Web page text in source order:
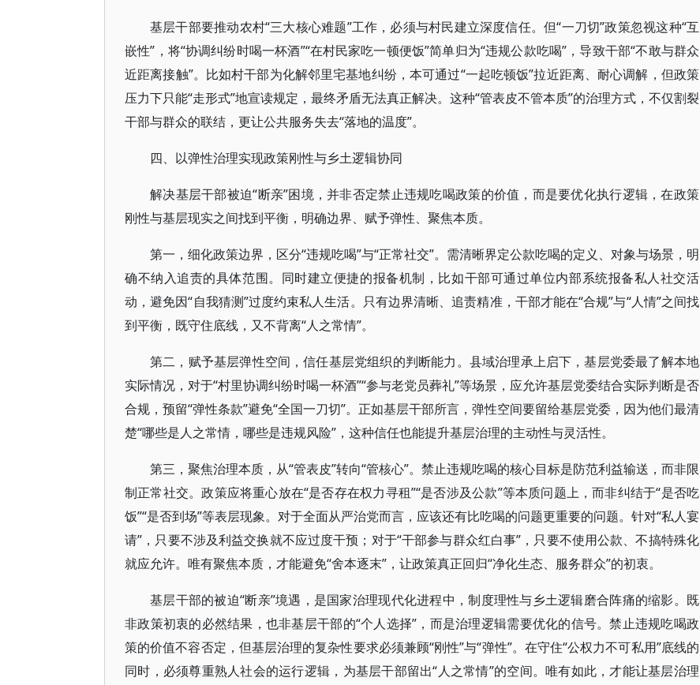
基层干部要推动农村“三大核心难题”工作，必须与村民建立深度信任。但“一刀切”政策忽视这种“互
嵌性”，将“协调纠纷时喝一杯酒”“在村民家吃一顿便饭”简单归为“违规公款吃喝”，导致干部“不敢与群众
近距离接触”。比如村干部为化解邻里宅基地纠纷，本可通过“一起吃顿饭”拉近距离、耐心调解，但政策
压力下只能“走形式”地宣读规定，最终矛盾无法真正解决。这种“管表皮不管本质”的治理方式，不仅割裂
干部与群众的联结，更让公共服务失去“落地的温度”。
四、以弹性治理实现政策刚性与乡土逻辑协同
解决基层干部被迫“断亲”困境，并非否定禁止违规吃喝政策的价值，而是要优化执行逻辑，在政策
刚性与基层现实之间找到平衡，明确边界、赋予弹性、聚焦本质。
第一，细化政策边界，区分“违规吃喝”与“正常社交”。需清晰界定公款吃喝的定义、对象与场景，明
确不纳入追责的具体范围。同时建立便捷的报备机制，比如干部可通过单位内部系统报备私人社交活
动，避免因“自我猜测”过度约束私人生活。只有边界清晰、追责精准，干部才能在“合规”与“人情”之间找
到平衡，既守住底线，又不背离“人之常情”。
第二，赋予基层弹性空间，信任基层党组织的判断能力。县域治理承上启下，基层党委最了解本地
实际情况，对于“村里协调纠纷时喝一杯酒”“参与老党员葬礼”等场景，应允许基层党委结合实际判断是否
合规，预留“弹性条款”避免“全国一刀切”。正如基层干部所言，弹性空间要留给基层党委，因为他们最清
楚“哪些是人之常情，哪些是违规风险”，这种信任也能提升基层治理的主动性与灵活性。
第三，聚焦治理本质，从“管表皮”转向“管核心”。禁止违规吃喝的核心目标是防范利益输送，而非限
制正常社交。政策应将重心放在“是否存在权力寻租”“是否涉及公款”等本质问题上，而非纠结于“是否吃
饭”“是否到场”等表层现象。对于全面从严治党而言，应该还有比吃喝的问题更重要的问题。针对“私人宴
请”，只要不涉及利益交换就不应过度干预；对于“干部参与群众红白事”，只要不使用公款、不搞特殊化
就应允许。唯有聚焦本质，才能避免“舍本逐末”，让政策真正回归“净化生态、服务群众”的初衷。
基层干部的被迫“断亲”境遇，是国家治理现代化进程中，制度理性与乡土逻辑磨合阵痛的缩影。既
非政策初衷的必然结果，也非基层干部的“个人选择”，而是治理逻辑需要优化的信号。禁止违规吃喝政
策的价值不容否定，但基层治理的复杂性要求必须兼顾“刚性”与“弹性”。在守住“公权力不可私用”底线的
同时，必须尊重熟人社会的运行逻辑，为基层干部留出“人之常情”的空间。唯有如此，才能让基层治理